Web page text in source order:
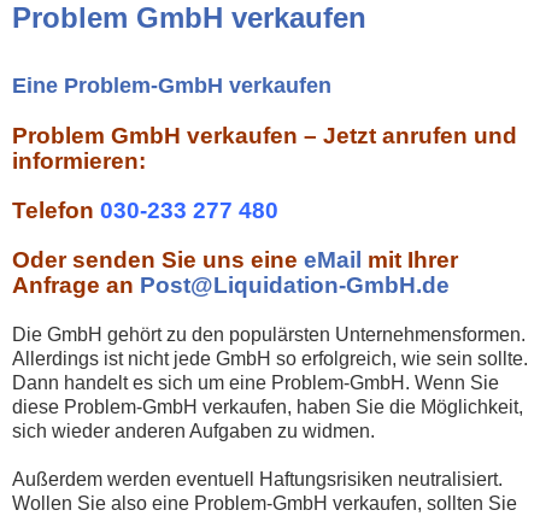
Problem GmbH verkaufen
Eine Problem-GmbH verkaufen
Problem GmbH verkaufen – Jetzt anrufen und
informieren:
Telefon 030-233 277 480
Oder senden Sie uns eine eMail mit Ihrer
Anfrage an Post@Liquidation-GmbH.de
Die GmbH gehört zu den populärsten Unternehmensformen.
Allerdings ist nicht jede GmbH so erfolgreich, wie sein sollte.
Dann handelt es sich um eine Problem-GmbH. Wenn Sie
diese Problem-GmbH verkaufen, haben Sie die Möglichkeit,
sich wieder anderen Aufgaben zu widmen.
Außerdem werden eventuell Haftungsrisiken neutralisiert.
Wollen Sie also eine Problem-GmbH verkaufen, sollten Sie